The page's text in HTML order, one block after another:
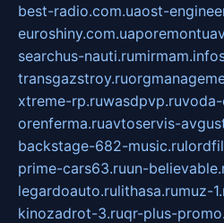
best-radio.com.uaost-
euroshiny.com.ua
searchus-nauti.rumirmam.info
transgazstroy.ru
xtreme-rp.ruwasdpvp.ru
orenferma.ruavtoservis-
backstage-682-music.ru
prime-cars63.ruun-
legardoauto.rulithasa.rumuz-
kinozadrot-3.ruqr-plus-